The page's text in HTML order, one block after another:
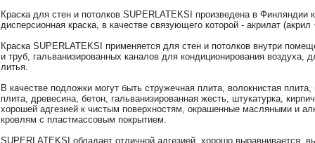
Краска для стен и потолков SUPERLATEKSI произведена в Финляндии
дисперсионная краска, в качестве связующего которой - акрилат (акрил
Краска SUPERLATEKSI применяется для стен и потолков внутри
и труб, гальванизированных каналов для кондиционирования воздуха,
литья.
В качестве подложки могут быть стружечная плита, волокнистая
плита, древесина, бетон, гальванизированная жесть, штукатурка,
хорошей адгезией к чистым поверхностям, окрашенные масляными и
кровлям с пластмассовым покрытием.
SUPERLATEKSI обладает отличной адгезией, хорошо выравнивается,